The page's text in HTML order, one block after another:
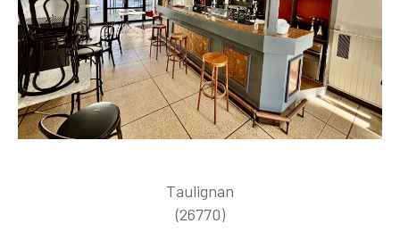
Taulignan
(26770)